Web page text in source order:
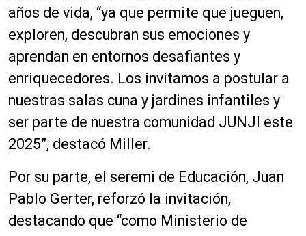
años de vida, “ya que permite que jueguen,
exploren, descubran sus emociones y
aprendan en entornos desafiantes y
enriquecedores. Los invitamos a postular a
nuestras salas cuna y jardines infantiles y
ser parte de nuestra comunidad JUNJI este
2025”, destacó Miller.
Por su parte, el seremi de Educación, Juan
Pablo Gerter, reforzó la invitación,
destacando que “como Ministerio de